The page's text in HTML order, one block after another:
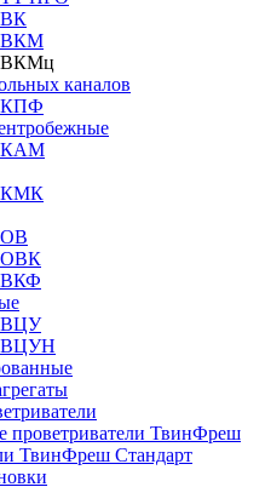
ВК
ВКМ
ВКМц
каналов
КАМ
ОВ
ОВК
ВКФ
ВЦУ
ВЦУН
проветриватели ТвинФреш
ТвинФреш Стандарт